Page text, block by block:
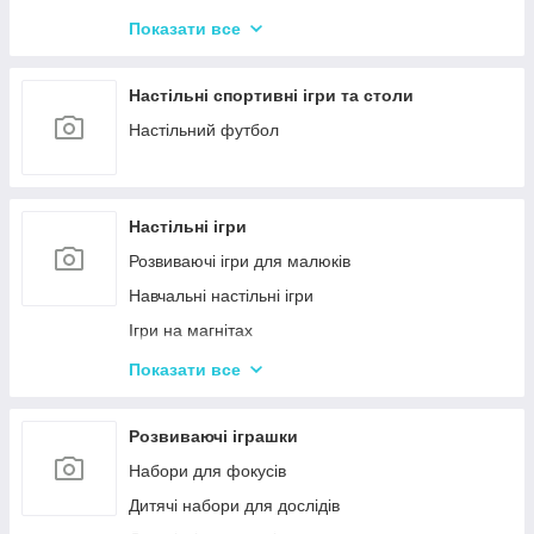
Показати все
Настільні спортивні ігри та столи
Настільний футбол
Настільні ігри
Розвиваючі ігри для малюків
Навчальні настільні ігри
Ігри на магнітах
Ігри-бродилки
Крокодил
Аліас Або Скажи Інакше
Гра Хто Я?
Показати все
Розвиваючі іграшки
Набори для фокусів
Дитячі набори для дослідів